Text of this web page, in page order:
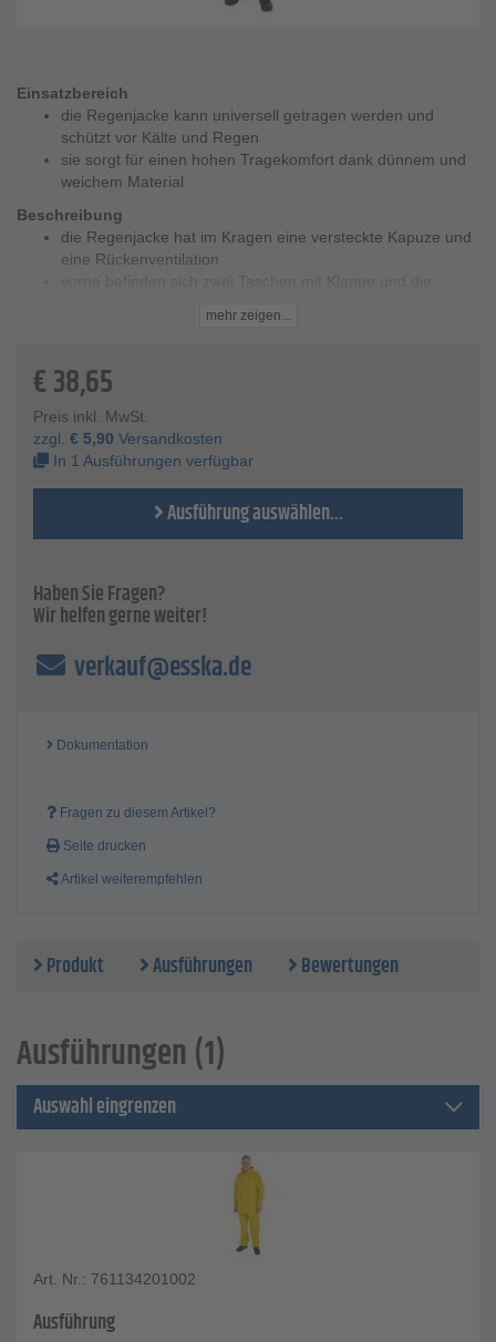
Einsatzbereich
die Regenjacke kann universell getragen werden und
schützt vor Kälte und Regen
sie sorgt für einen hohen Tragekomfort dank dünnem und
weichem Material
Beschreibung
die Regenjacke hat im Kragen eine versteckte Kapuze und
eine Rückenventilation
die Regenjacke hat einen YKK® Reißverschluss und Patte
Technische Daten
PU/ 70% Polyester)
Wassersäule - 5000 mm
Größen - XS bis 4XL
Farbe - Gelb
mehr zeigen...
€38,65
Preis inkl. MwSt.
zzgl. € 5,90 Versandkosten
In 1 Ausführungen verfügbar
Ausführung auswählen...
Haben Sie Fragen?
Wir helfen gerne weiter!
verkauf@esska.de
Dokumentation
Fragen zu diesem Artikel?
Seite drucken
Artikel weiterempfehlen
Produkt Ausführungen Bewertungen
Ausführungen (1)
Auswahl eingrenzen
Art. Nr.: 761134201002
Ausführung